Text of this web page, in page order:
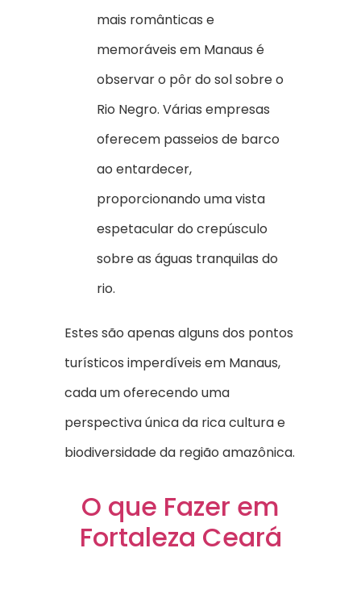
mais românticas e
memoráveis em Manaus é
observar o pôr do sol sobre o
Rio Negro. Várias empresas
oferecem passeios de barco
ao entardecer,
proporcionando uma vista
espetacular do crepúsculo
sobre as águas tranquilas do
rio.
Estes são apenas alguns dos pontos
turísticos imperdíveis em Manaus,
cada um oferecendo uma
perspectiva única da rica cultura e
biodiversidade da região amazônica.
O que Fazer em
Fortaleza Ceará